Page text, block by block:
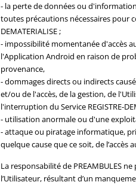
- la perte de données ou
toutes précautions nécessaires pour
DEMATERIALISE ;
- impossibilité momentanée d'accès
l'Application Android en raison de
provenance,
- dommages directs ou indirects
et/ou de l'accès, de la gestion, de
l'interruption du Service REGISTRE-
- utilisation anormale ou d'une
- attaque ou piratage informatique,
quelque cause que ce soit, de l’accès
La responsabilité de PREAMBULES
l’Utilisateur, résultant d’un